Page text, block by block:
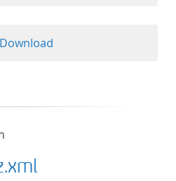
Download